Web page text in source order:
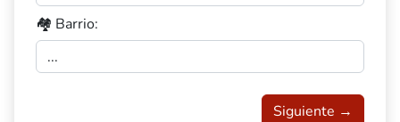
🏘️ Barrio:
Siguiente →